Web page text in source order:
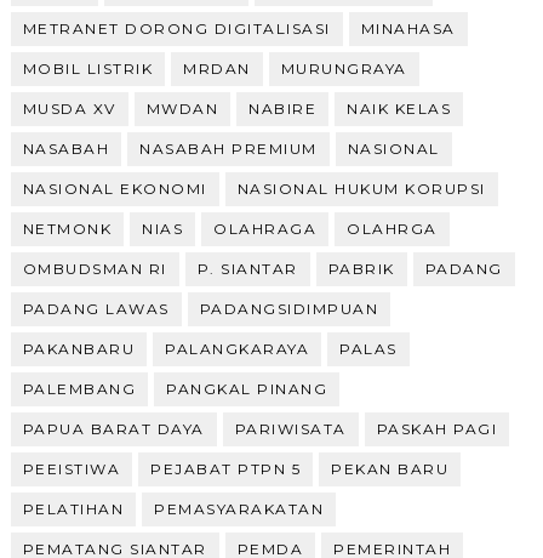
METRANET DORONG DIGITALISASI MINAHASA
MOBIL LISTRIK MRDAN MURUNGRAYA
MUSDA XV MWDAN NABIRE NAIK KELAS
NASABAH NASABAH PREMIUM NASIONAL
NASIONAL EKONOMI NASIONAL HUKUM KORUPSI
NETMONK NIAS OLAHRAGA OLAHRGA
OMBUDSMAN RI P. SIANTAR PABRIK PADANG
PADANG LAWAS PADANGSIDIMPUAN
PAKANBARU PALANGKARAYA PALAS
PALEMBANG PANGKAL PINANG
PAPUA BARAT DAYA PARIWISATA PASKAH PAGI
PEEISTIWA PEJABAT PTPN 5 PEKAN BARU
PELATIHAN PEMASYARAKATAN
PEMATANG SIANTAR PEMDA PEMERINTAH